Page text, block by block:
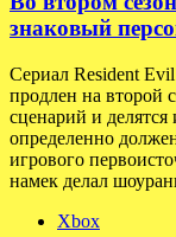
знаковый
Сериал Resident
продлен на второй
сценарий и
определенно
игрового
намек делал
Xbox